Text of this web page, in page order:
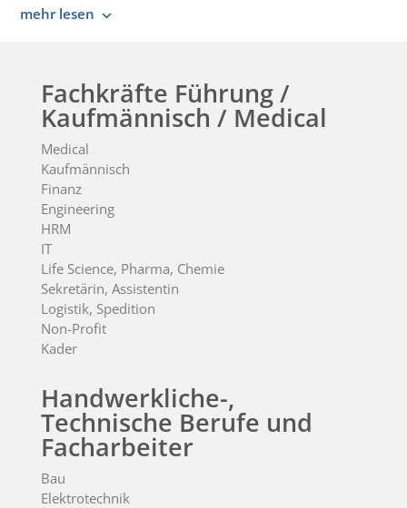
mehr lesen
Fachkräfte Führung /
Kaufmännisch / Medical
Medical
Kaufmännisch
Finanz
Engineering
HRM
IT
Life Science, Pharma, Chemie
Sekretärin, Assistentin
Logistik, Spedition
Non-Profit
Kader
Handwerkliche-,
Technische Berufe und
Facharbeiter
Bau
Elektrotechnik